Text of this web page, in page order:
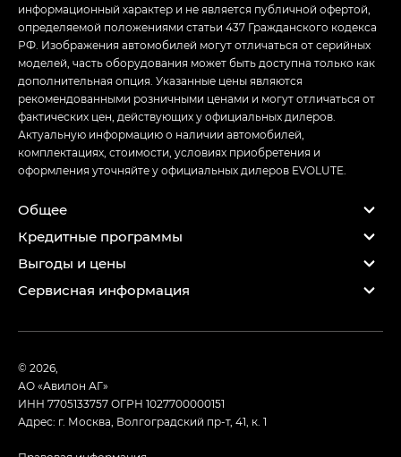
информационный характер и не является публичной офертой,
определяемой положениями статьи 437 Гражданского кодекса
РФ. Изображения автомобилей могут отличаться от серийных
моделей, часть оборудования может быть доступна только как
дополнительная опция. Указанные цены являются
рекомендованными розничными ценами и могут отличаться от
фактических цен, действующих у официальных дилеров.
Актуальную информацию о наличии автомобилей,
комплектациях, стоимости, условиях приобретения и
оформления уточняйте у официальных дилеров EVOLUTE.
Общее
Кредитные программы
Выгоды и цены
Сервисная информация
© 2026,
АО «Авилон АГ»
ИНН 7705133757ОГРН 1027700000151
Адрес: г. Москва, Волгоградский пр-т, 41, к. 1